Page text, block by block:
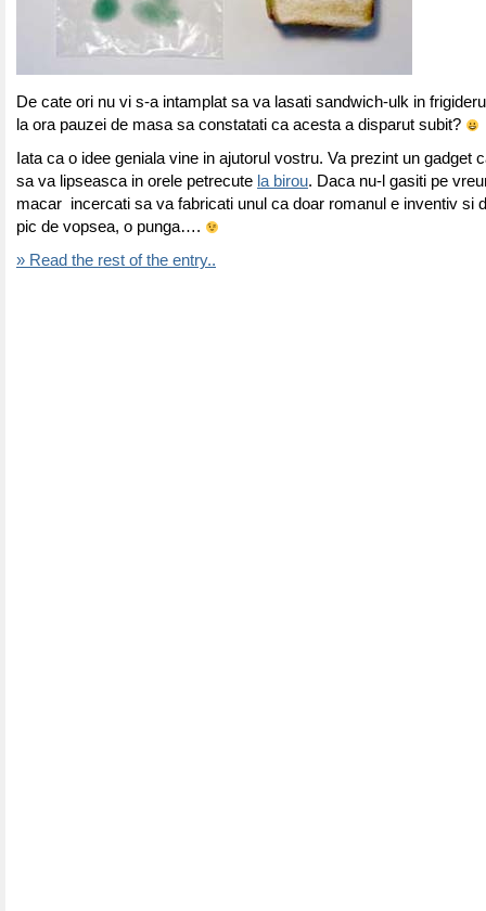
De cate ori nu vi s-a intamplat sa va lasati sandwich-ulk in
la ora pauzei de masa sa constatati ca acesta a disparut subit?
Iata ca o idee geniala vine in ajutorul vostru. Va prezint un gadget
sa va lipseasca in orele petrecute la birou. Daca nu-l gasiti pe
macar incercati sa va fabricati unul ca doar romanul e inventiv si
pic de vopsea, o punga….
» Read the rest of the entry..